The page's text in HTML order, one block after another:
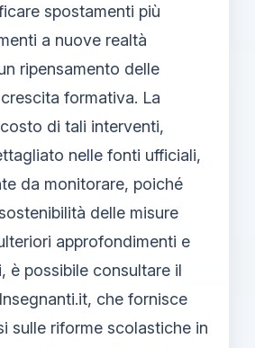
spostamenti più
a nuove realtà
ripensamento delle
formativa. La
di tali interventi,
nelle fonti ufficiali,
da monitorare, poiché
delle misure
approfondimenti e
è possibile consultare il
che fornisce
sulle riforme scolastiche in